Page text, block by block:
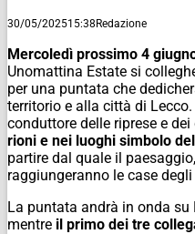
30/05/202515:38Redazione
Mercoledì prossimo 4
Unomattina Estate si
per una puntata che
territorio e alla città di
conduttore delle riprese e
rioni e nei luoghi simbolo
partire dal quale il
raggiungeranno le case
La puntata andrà in onda su
mentre il primo dei tre